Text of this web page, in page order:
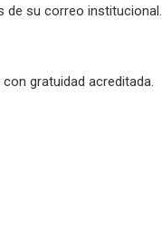
de su correo institucional.
gratuidad acreditada.